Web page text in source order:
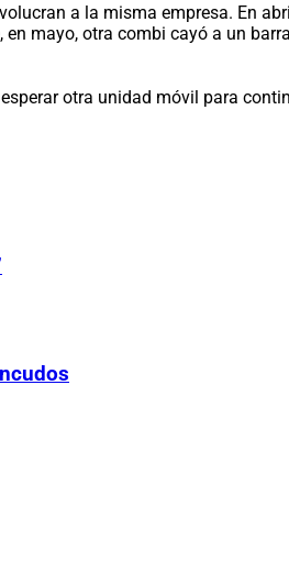
a la misma empresa. En
mayo, otra combi cayó a un
otra unidad móvil para